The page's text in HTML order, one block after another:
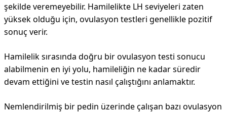
şekilde veremeyebilir. Hamilelikte LH seviyeleri zaten
yüksek olduğu için, ovulasyon testleri genellikle pozitif
sonuç verir.
Hamilelik sırasında doğru bir ovulasyon testi sonucu
alabilmenin en iyi yolu, hamileliğin ne kadar süredir
devam ettiğini ve testin nasıl çalıştığını anlamaktır.
Nemlendirilmiş bir pedin üzerinde çalışan bazı ovulasyon